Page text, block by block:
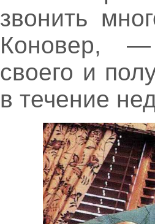
звонить
Коновер,
своего и
в течение